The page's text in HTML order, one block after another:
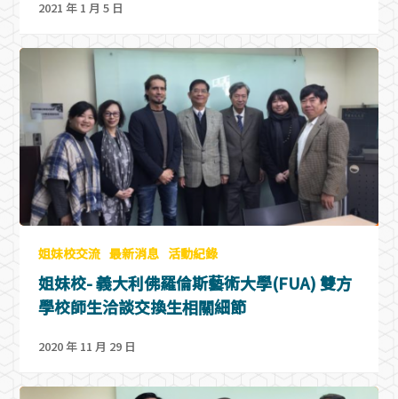
2021 年 1 月 5 日
姐妹校交流 最新消息 活動紀錄
姐妹校- 義大利佛羅倫斯藝術大學(FUA) 雙方
學校師生洽談交換生相關細節
2020 年 11 月 29 日